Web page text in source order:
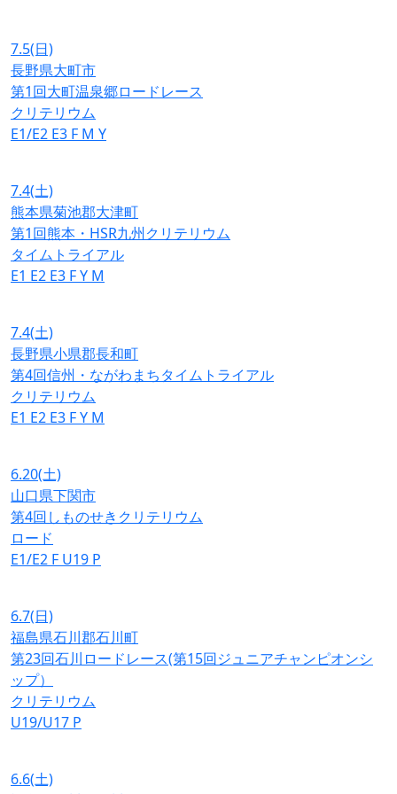
7.5(日)
長野県大町市
第1回大町温泉郷ロードレース
クリテリウム
E1/E2 E3 F M Y
7.4(土)
熊本県菊池郡大津町
第1回熊本・HSR九州クリテリウム
タイムトライアル
E1 E2 E3 FY M
7.4(土)
長野県小県郡長和町
第4回信州・ながわまちタイムトライアル
クリテリウム
E1 E2 E3 FY M
6.20(土)
山口県下関市
第4回しものせきクリテリウム
ロード
E1/E2 F U19 P
6.7(日)
福島県石川郡石川町
第23回石川ロードレース(第15回ジュニアチャンピオンシ
ップ）
クリテリウム
U19/U17 P
6.6(土)